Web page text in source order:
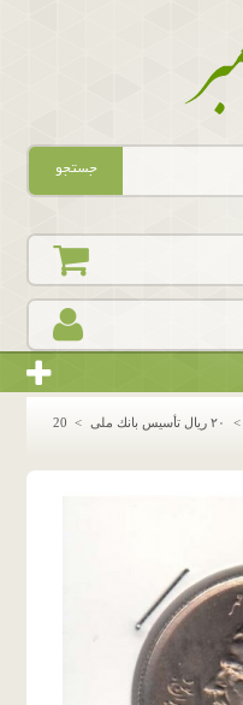
جستجو
> ٢٠ ريال تأسيس بانك ملى >
20